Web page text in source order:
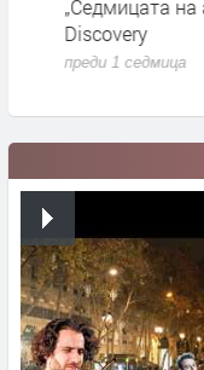
„Седмицата на
Discovery
преди 1 седмица